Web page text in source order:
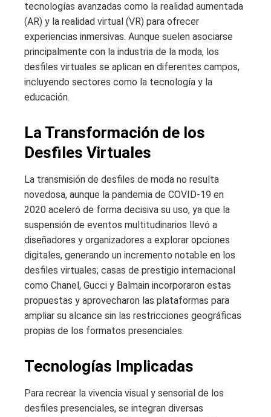
tecnologías avanzadas como la realidad aumentada
(AR) y la realidad virtual (VR) para ofrecer
experiencias inmersivas. Aunque suelen asociarse
principalmente con la industria de la moda, los
desfiles virtuales se aplican en diferentes campos,
incluyendo sectores como la tecnología y la
educación.
La Transformación de los
Desfiles Virtuales
La transmisión de desfiles de moda no resulta
novedosa, aunque la pandemia de COVID-19 en
2020 aceleró de forma decisiva su uso, ya que la
suspensión de eventos multitudinarios llevó a
diseñadores y organizadores a explorar opciones
digitales, generando un incremento notable en los
desfiles virtuales; casas de prestigio internacional
como Chanel, Gucci y Balmain incorporaron estas
propuestas y aprovecharon las plataformas para
ampliar su alcance sin las restricciones geográficas
propias de los formatos presenciales.
Tecnologías Implicadas
Para recrear la vivencia visual y sensorial de los
desfiles presenciales, se integran diversas